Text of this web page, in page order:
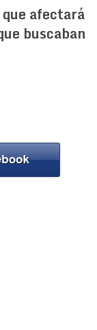
afectará
buscaban